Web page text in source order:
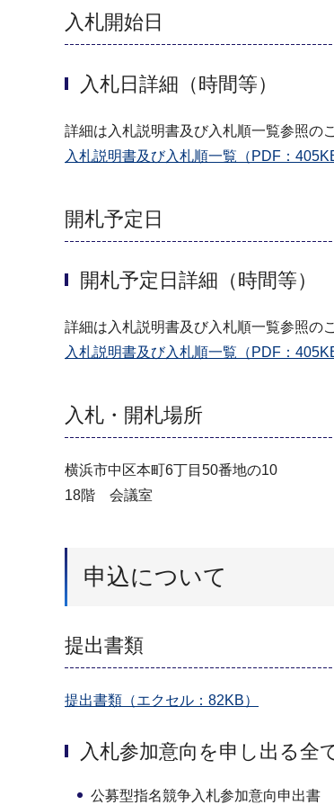
入札開始日
入札日詳細（時間等）
詳細は入札説明書及び入札順一覧参照のこ
入札説明書及び入札順一覧（PDF：
開札予定日
開札予定日詳細（時間等）
詳細は入札説明書及び入札順一覧参照のこ
入札説明書及び入札順一覧（PDF：
入札・開札場所
横浜市中区本町6丁目50番地の10
18階 会議室
申込について
提出書類
提出書類（エクセル：82KB）
入札参加意向を申し出る全
公募型指名競争入札参加意向申出書